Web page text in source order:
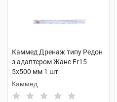
Каммед Дренаж типу Редон
з адаптером Жане Fr15
5х500 мм 1 шт
Каммед